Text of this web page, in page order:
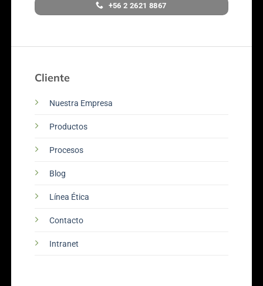
+56 2 2621 8867
Cliente
Nuestra Empresa
Productos
Procesos
Blog
Línea Ética
Contacto
Intranet